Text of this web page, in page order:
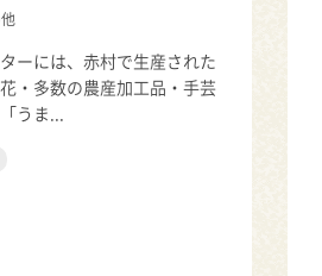
ーには、赤村で生産された
・多数の農産加工品・手芸
うま...